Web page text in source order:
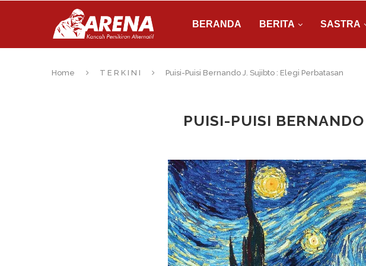
BERANDA BERITA SASTRA
Home T E R K I N I Puisi-Puisi Bernando J. Sujibto : Elegi Perbatasan
PUISI-PUISI